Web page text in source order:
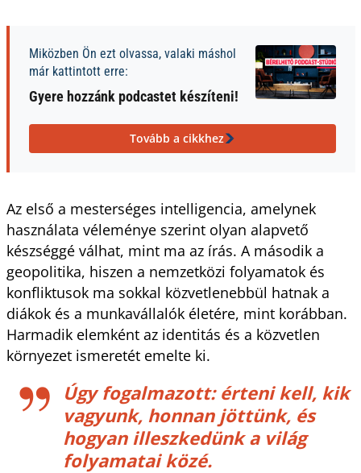
Miközben Ön ezt olvassa, valaki máshol
már kattintott erre:
Gyere hozzánk podcastet készíteni!
Tovább a cikkhez
Az első a mesterséges intelligencia, amelynek
használata véleménye szerint olyan alapvető
készséggé válhat, mint ma az írás. A második a
geopolitika, hiszen a nemzetközi folyamatok és
konfliktusok ma sokkal közvetlenebbül hatnak a
diákok és a munkavállalók életére, mint korábban.
Harmadik elemként az identitás és a közvetlen
környezet ismeretét emelte ki.
Úgy fogalmazott: érteni kell, kik
vagyunk, honnan jöttünk, és
hogyan illeszkedünk a világ
folyamatai közé.